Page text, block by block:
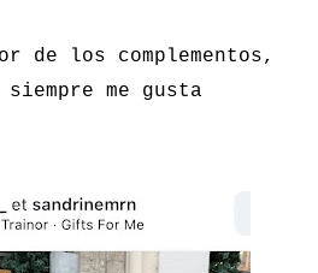
de los complementos,
me gusta